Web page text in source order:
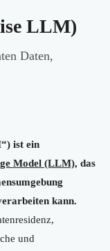
LLM)
Daten,
ist ein
Model (LLM), das
kann.
und